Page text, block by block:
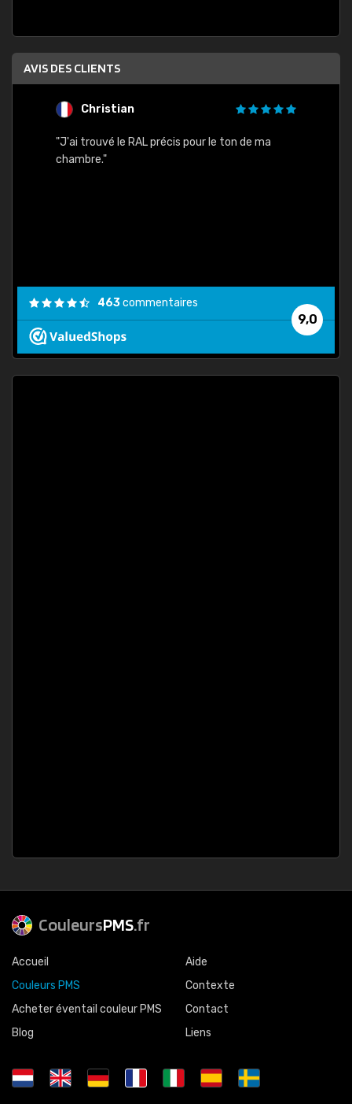
AVIS DES CLIENTS
Christian
"J'ai trouvé le RAL précis pour le ton de ma
chambre."
9,0
463commentaires
CouleursPMS.fr
Accueil
Couleurs PMS
Acheter éventail couleur PMS
Blog
Aide
Contexte
Contact
Liens